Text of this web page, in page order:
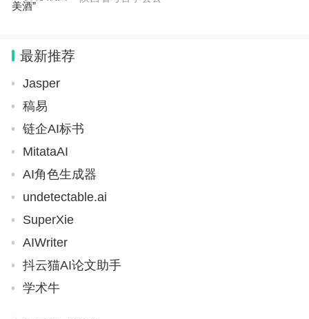
最新推荐
Jasper
稿易
链企AI标书
MitataAI
AI角色生成器
undetectable.ai
SuperXie
AIWriter
抖云猫AI论文助手
学术牛